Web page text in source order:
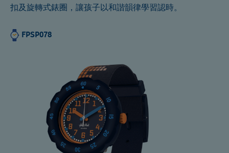
扣及旋轉式錶圈，讓孩子以和諧韻律學習認時。
FPSP078